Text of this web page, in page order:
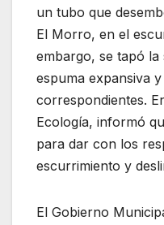
un tubo que
El Morro, en el
embargo, se tapó la
espuma expansiva
correspondientes.
Ecología, informó
para dar con los
escurrimiento y
El Gobierno